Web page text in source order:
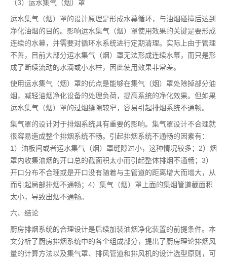
（3）运水集气（烟）罩
运水集气（烟）罩的设计原理是形成水幕循环，与油烟碰撞后达到
净化油烟的目的。影响运水集气（烟）罩使用效果的关键是要形成
连续的水幕，并需要对循环水系统进行定期清理。实际上由于管理
不善，目前大部分运水集气（烟）罩无法形成连续水幕，而只是形
成了断续流动的水滴或小水柱，因此使用效果非常差。
使用运水集气（烟）罩的优点是能够在集气（烟）罩处除掉部分油
烟，减轻油烟净化设备的处理负荷，提高系统的净化效果。但如果
运水集气（烟）罩的过烟缝隙较窄，容易引起排烟系统不通畅。
集气罩的设计对于排烟系统具有重要的影响。集气罩设计不合理就
很容易造成整个排烟系统不畅。引起排烟系统不通畅的因素有：
1）油板间或者运水集气（烟）罩缝隙过小，这种情况较多；2）烟
罩内收集油烟的开口总的截面积太小而引起整体排烟不通畅；3）
开口分布不合理或是开口没有随着与主管道的距离增大而增大，从
而引起局部排烟不通畅；4）集气（烟）罩上面的集烟管道截面积
太小，导致出烟不通畅。
六、结论
厨房排烟系统的合理设计是后续加装油烟净化装置的前提条件。本
文分析了厨房排烟系统中的各个组成部分，提出了厨房理论排烟风
量的计算方法以及集气罩、排风管道和排风机的设计选型原则，可